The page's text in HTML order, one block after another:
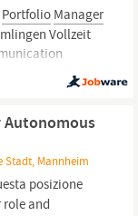
Portfolio Manager
Vollzeit
vor:
innovative
Stadt, Mannheim
posizione
role and